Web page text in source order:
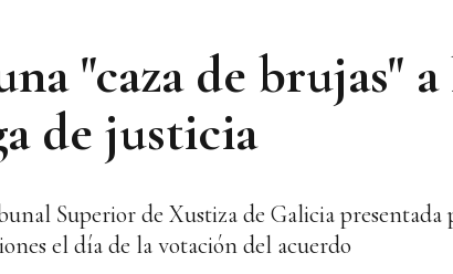
"caza de brujas" a
de justicia
Superior de Xustiza de Galicia presentada
el día de la votación del acuerdo